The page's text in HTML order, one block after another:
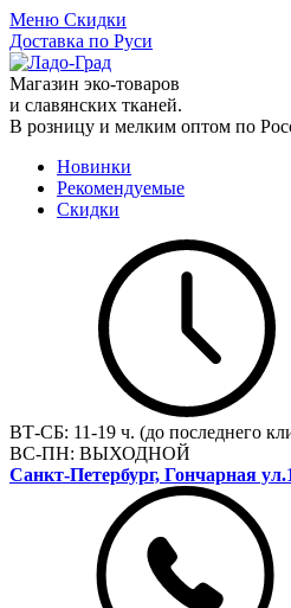
Меню Скидки
Доставка по Руси
Магазин эко-товаров
и славянских тканей.
В розницу и мелким оптом по
Новинки
Рекомендуемые
Скидки
ВТ-СБ: 11-19 ч. (до последнего
ВС-ПН: ВЫХОДНОЙ
Санкт-Петербург, Гончарная